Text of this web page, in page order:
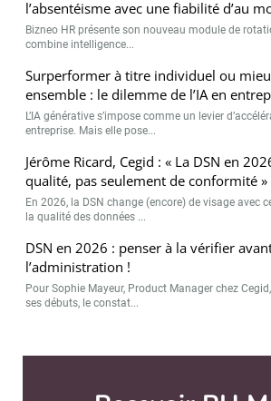
l’absentéisme avec une fiabilité d’au
Bizneo HR présente son nouveau module de
combine intelligence...
Surperformer à titre individuel ou
ensemble : le dilemme de l’IA en
L’IA générative s’impose comme un levier
entreprise. Mais elle pose...
Jérôme Ricard, Cegid : « La DSN en
qualité, pas seulement de conformité »
En 2026, la DSN change (encore) de visage avec
la qualité des données ...
DSN en 2026 : penser à la vérifier
l’administration !
Pour Sophie Mayeur, Product Manager chez
ses débuts, le constat...